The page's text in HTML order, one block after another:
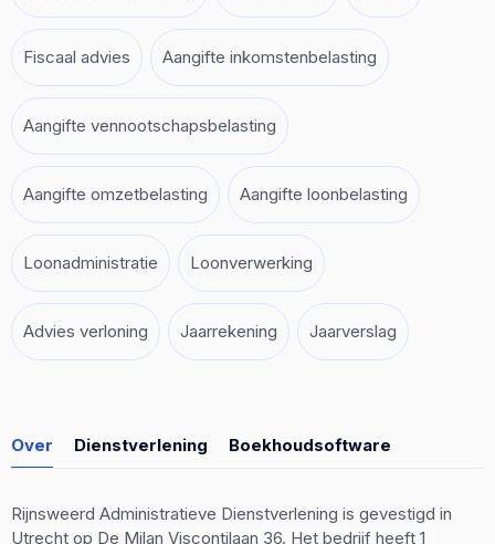
Fiscaal advies Aangifte inkomstenbelasting
Aangifte vennootschapsbelasting
Aangifte omzetbelasting Aangifte loonbelasting
Loonadministratie Loonverwerking
Advies verloning Jaarrekening Jaarverslag
Over Dienstverlening Boekhoudsoftware
Rijnsweerd Administratieve Dienstverlening is gevestigd in
Utrecht op De Milan Viscontilaan 36. Het bedrijf heeft 1